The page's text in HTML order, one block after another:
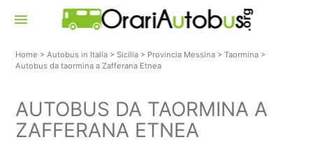
menu
Home >Autobus in Italia >Sicilia > Provincia Messina >Taormina >
Autobus da taormina a Zafferana Etnea
AUTOBUS DA TAORMINA A
ZAFFERANA ETNEA